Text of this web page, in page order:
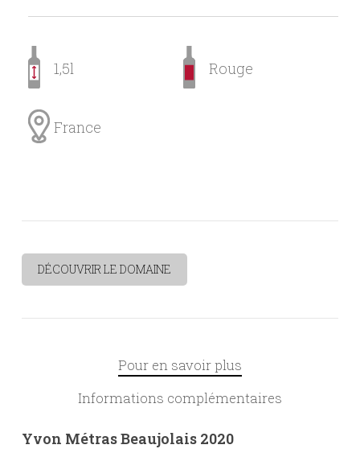
1,5l Rouge
France
DÉCOUVRIR LE DOMAINE
Pour en savoir plus
Informations complémentaires
Yvon Métras Beaujolais 2020